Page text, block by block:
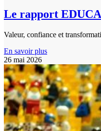
Le rapport
Valeur, confiance et
En savoir plus
26 mai 2026